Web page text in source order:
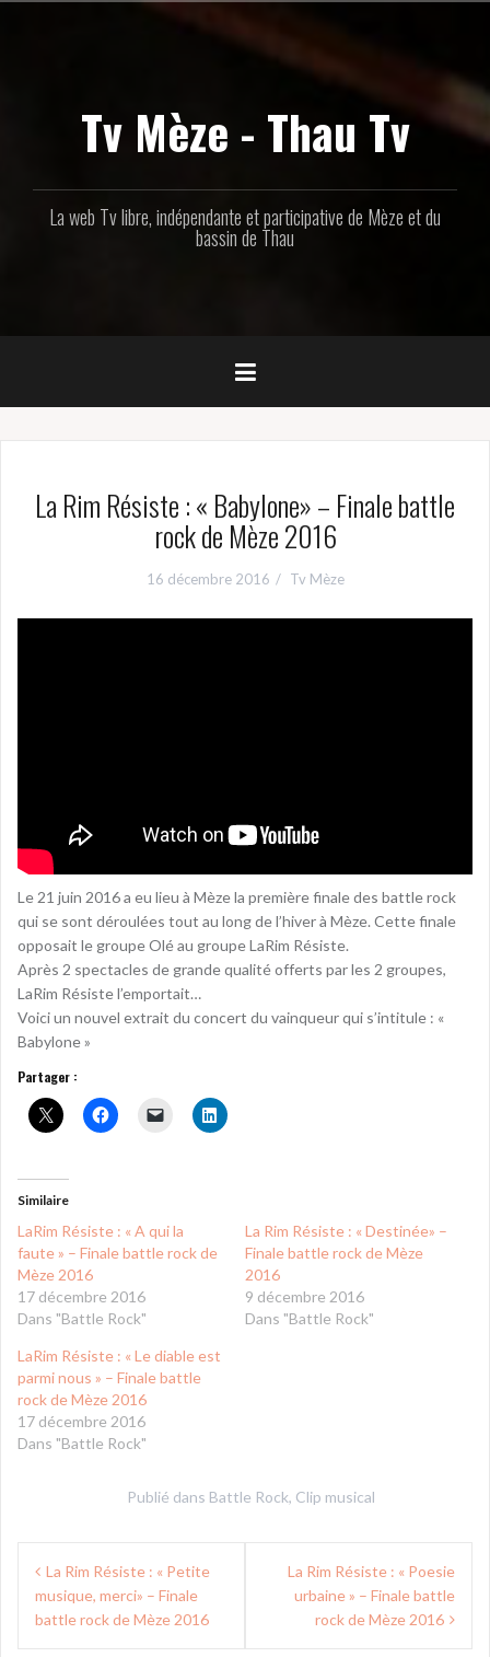
Tv Mèze - Thau Tv
La web Tv libre, indépendante et participative de Mèze et du
bassin de Thau
La Rim Résiste : « Babylone» – Finale battle
rock de Mèze 2016
16 décembre 2016 Tv Mèze
Le 21 juin 2016 a eu lieu à Mèze la première finale des battle rock
qui se sont déroulées tout au long de l’hiver à Mèze. Cette finale
opposait le groupe Olé au groupe LaRim Résiste.
Après 2 spectacles de grande qualité offerts par les 2 groupes,
LaRim Résiste l’emportait…
Voici un nouvel extrait du concert du vainqueur qui s’intitule : «
Babylone »
Partager :
Similaire
LaRim Résiste : « A qui la
faute » – Finale battle rock de
Mèze 2016
17 décembre 2016
Dans "Battle Rock"
La Rim Résiste : « Destinée» –
Finale battle rock de Mèze
2016
9 décembre 2016
Dans "Battle Rock"
LaRim Résiste : « Le diable est
parmi nous » – Finale battle
rock de Mèze 2016
17 décembre 2016
Dans "Battle Rock"
Publié dans Battle Rock, Clip musical
Navigation
de
l’article
La Rim Résiste : « Petite
musique, merci» – Finale
battle rock de Mèze 2016
La Rim Résiste : « Poesie
urbaine » – Finale battle
rock de Mèze 2016